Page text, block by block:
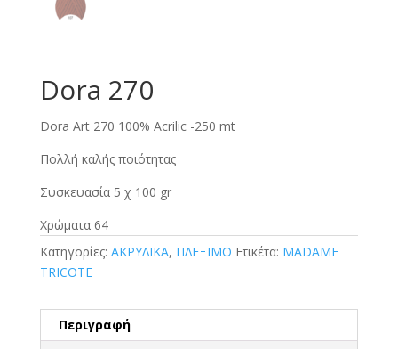
Dora 270
Dora Art 270 100% Acrilic -250 mt
Πολλή καλής ποιότητας
Συσκευασία 5 χ 100 gr
Χρώματα 64
Κατηγορίες: ΑΚΡΥΛΙΚΑ, ΠΛΕΞΙΜΟ Ετικέτα: MADAME
TRICOTE
Περιγραφή